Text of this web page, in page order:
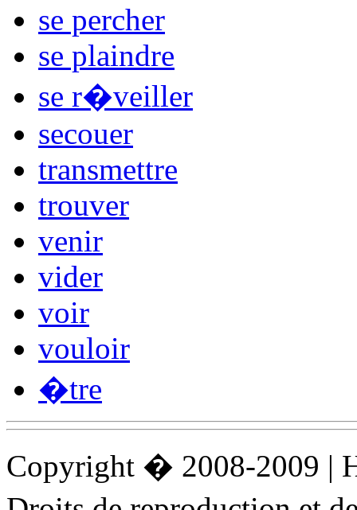
se percher
se plaindre
se r�veiller
secouer
transmettre
trouver
venir
vider
voir
vouloir
�tre
Copyright � 2008-2009 |